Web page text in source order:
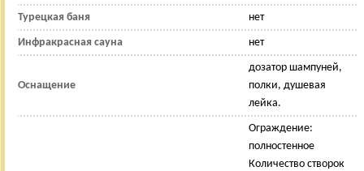
Турецкая баня нет
Инфракрасная сауна нет
Оснащение
дозатор шампуней,
полки, душевая
лейка.
Ограждение:
полностенное
Количество створок